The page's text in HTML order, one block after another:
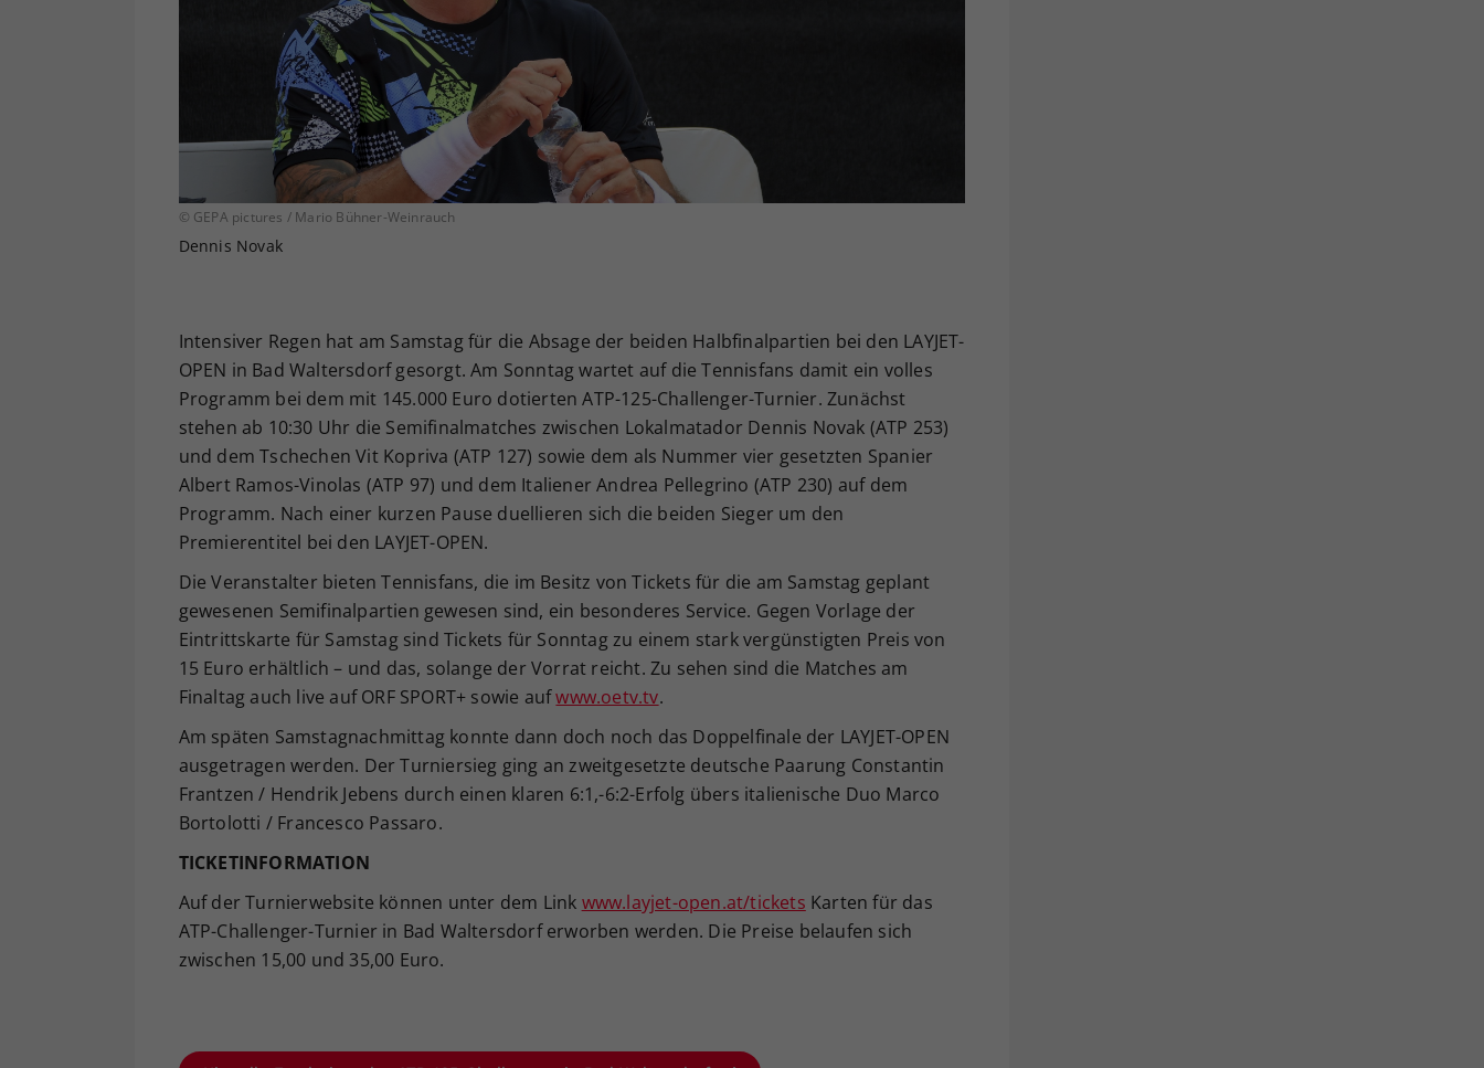
© GEPA pictures / Mario Bühner-Weinrauch
Dennis Novak
Intensiver Regen hat am Samstag für die Absage der beiden Halbfinalpartien bei den LAYJET-
OPEN in Bad Waltersdorf gesorgt. Am Sonntag wartet auf die Tennisfans damit ein volles
Programm bei dem mit 145.000 Euro dotierten ATP-125-Challenger-Turnier. Zunächst
stehen ab 10:30 Uhr die Semifinalmatches zwischen Lokalmatador Dennis Novak (ATP 253)
und dem Tschechen Vit Kopriva (ATP 127) sowie dem als Nummer vier gesetzten Spanier
Albert Ramos-Vinolas (ATP 97) und dem Italiener Andrea Pellegrino (ATP 230) auf dem
Programm. Nach einer kurzen Pause duellieren sich die beiden Sieger um den
Premierentitel bei den LAYJET-OPEN.
Die Veranstalter bieten Tennisfans, die im Besitz von Tickets für die am Samstag geplant
gewesenen Semifinalpartien gewesen sind, ein besonderes Service. Gegen Vorlage der
Eintrittskarte für Samstag sind Tickets für Sonntag zu einem stark vergünstigten Preis von
15 Euro erhältlich – und das, solange der Vorrat reicht. Zu sehen sind die Matches am
Finaltag auch live auf ORF SPORT+ sowie aufwww.oetv.tv.
Am späten Samstagnachmittag konnte dann doch noch das Doppelfinale der LAYJET-OPEN
ausgetragen werden. Der Turniersieg ging an zweitgesetzte deutsche Paarung Constantin
Frantzen / Hendrik Jebens durch einen klaren 6:1,-6:2-Erfolg übers italienische Duo Marco
Bortolotti / Francesco Passaro.
TICKETINFORMATION
Auf der Turnierwebsite können unter dem Link www.layjet-open.at/tickets Karten für das
ATP-Challenger-Turnier in Bad Waltersdorf erworben werden. Die Preise belaufen sich
zwischen 15,00 und 35,00 Euro.